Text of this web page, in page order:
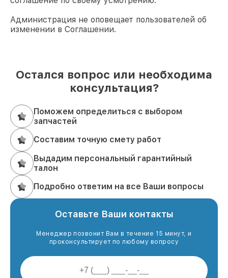
Администрация не оповещает пользователей об
изменении в Соглашении.
Остался вопрос или необходима
консультация?
Поможем определиться с выбором
запчастей
Составим точную смету работ
Выдадим персональный гарантийный
талон
Подробно ответим на все Ваши вопросы
Оставьте Ваши контакты
Менеджер позвонит Вам в течение 15 минут, и
проконсультирует по любому вопросу